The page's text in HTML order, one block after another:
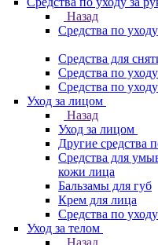
Назад
Средства по
Средства для
Средства по
Средства по
Уход за лицом
Назад
Уход за лицом
Другие средства
Средства для
кожи лица
Бальзамы для губ
Крем для лица
Средства по
Уход за телом
Назад